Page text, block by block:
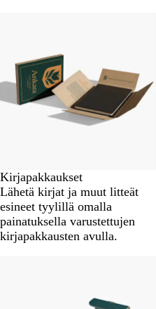
Kirjapakkaukset
Lähetä kirjat ja muut litteät
esineet tyylillä omalla
painatuksella varustettujen
kirjapakkausten avulla.